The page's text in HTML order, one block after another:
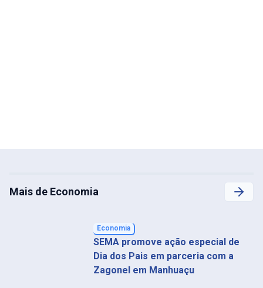
Mais de Economia
Economia
SEMA promove ação especial de
Dia dos Pais em parceria com a
Zagonel em Manhuaçu